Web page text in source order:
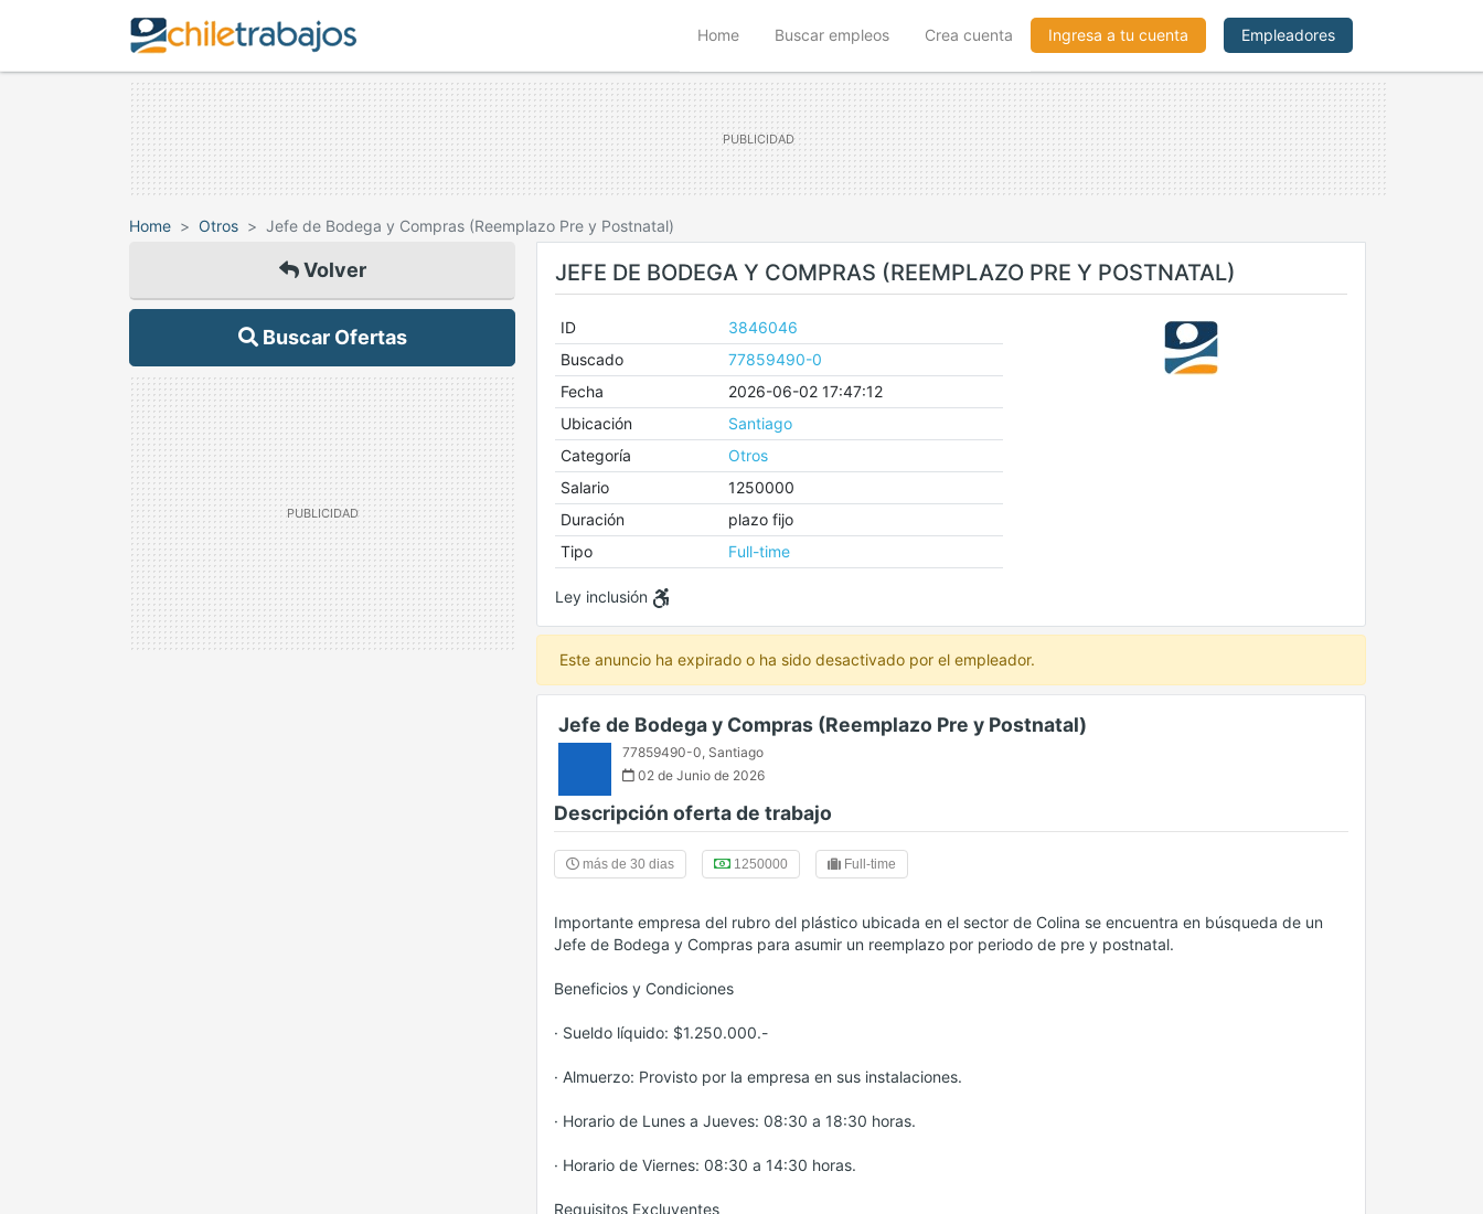
Home(current)Buscar empleos Crea cuenta Ingresa a tu cuenta Empleadores
Home Otros Jefe de Bodega y Compras (Reemplazo Pre y Postnatal)
Volver
Buscar Ofertas
JEFE DE BODEGA Y COMPRAS (REEMPLAZO PRE Y POSTNATAL)
ID
3846046
Buscado
77859490-0
Fecha
2026-06-02 17:47:12
Ubicación
Santiago
Categoría
Otros
Salario
1250000
Duración
plazo fijo
Tipo
Full-time
Ley inclusión
Este anuncio ha expirado o ha sido desactivado por el empleador.
Jefe de Bodega y Compras (Reemplazo Pre y Postnatal)
77859490-0, Santiago
02 de Junio de 2026
Descripción oferta de trabajo
más de 30 dias 1250000 Full-time
Importante empresa del rubro del plástico ubicada en el sector de Colina se encuentra en búsqueda de un
Jefe de Bodega y Compras para asumir un reemplazo por periodo de pre y postnatal.
Beneficios y Condiciones
· Sueldo líquido: $1.250.000.-
· Almuerzo: Provisto por la empresa en sus instalaciones.
· Horario de Lunes a Jueves: 08:30 a 18:30 horas.
· Horario de Viernes: 08:30 a 14:30 horas.
Requisitos Excluyentes